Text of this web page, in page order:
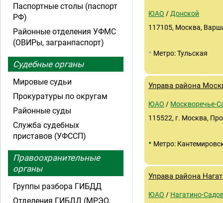
ЮАО / Донской
117105, Москва,
• Метро: Тульская
Управа района
ЮАО / Москворечье-
115522, г. Москва,
• Метро:
Управа района
ЮАО / Нагатино-
Паспортные столы (паспорт
РФ)
Районные отделения УФМС
(ОВИРы, загранпаспорт)
Судебные органы
Мировые судьи
Прокуратуры по округам
Районные суды
Служба судебных
приставов (УФССП)
Правоохранительные
органы
Группы разбора ГИБДД
Отделения ГИБДД (МРЭО,